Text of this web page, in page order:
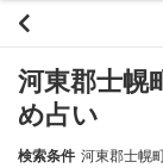
河東郡士幌
め占い
検索条件 河東郡士幌